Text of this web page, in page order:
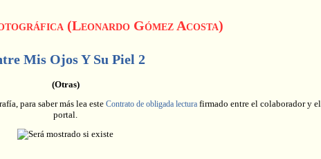
(Leonardo Gómez Acosta)
Mis Ojos Y Su Piel 2
(Otras)
para saber más lea este Contrato de obligada lectura firmado entre el colaborador y el
portal.